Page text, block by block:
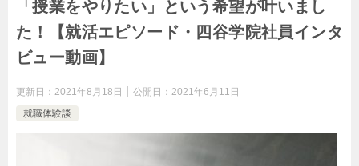
「授業をやりたい」という希望が叶いまし
た！【就活エピソード・四谷学院社員インタ
ビュー動画】
更新日： 2021年8月18日 公開日： 2021年6月11日
就職体験談